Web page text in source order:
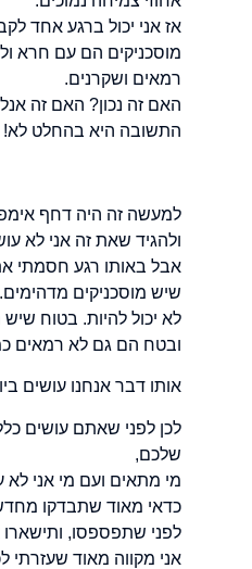
אז אני יכול ברגע אחד
מוסכניקים הם עם חרא
רמאים ושקרנים.
האם זה נכון? האם זה
התשובה היא בהחלט לא!
למעשה זה היה דחף
ולהגיד שאת זה אני לא
אבל באותו רגע חסמתי
שיש מוסכניקים מדהימים.
לא יכול להיות. בטוח שיש
ובטח הם גם לא רמאים
אותו דבר אנחנו עושים
לכן לפני שאתם עושים
שלכם,
מי מתאים ועם מי אני לא
כדאי מאוד שתבדקו
לפני שתפספסו, ותישארו
אני מקווה מאוד שעזרתי